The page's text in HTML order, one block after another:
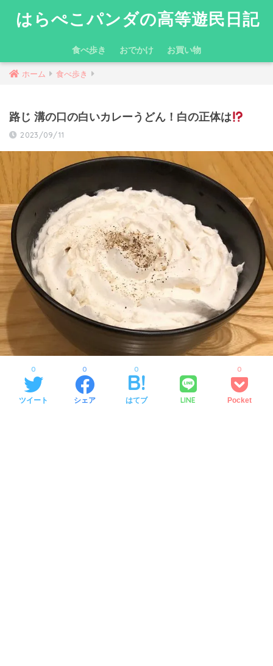
はらぺこパンダの高等遊民日記
食べ歩き おでかけ お買い物
ホーム 食べ歩き
路じ 溝の口の白いカレーうどん！白の正体は
2023/09/11
ツイート
0
シェア
0
はてブ
0
LINE Pocket
0